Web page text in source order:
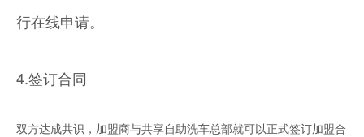
行在线申请。
4.签订合同
双方达成共识，加盟商与共享自助洗车总部就可以正式签订加盟合